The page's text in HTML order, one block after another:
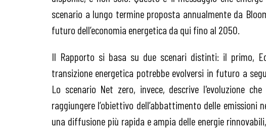
scenario a lungo termine proposta annualmente da
futuro dell’economia energetica da qui fino al 2050.
Il Rapporto si basa su due scenari distinti: il primo,
transizione energetica potrebbe evolversi in futuro a
Lo scenario Net zero, invece, descrive l'evoluzione
raggiungere l’obiettivo dell’abbattimento delle
una diffusione più rapida e ampia delle energie